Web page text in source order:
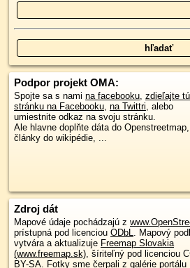
Podpor projekt OMA:
Spojte sa s nami na facebooku, zdieľajte
stránku na Facebooku, na Twittri, alebo
umiestnite odkaz na svoju stránku.
Ale hlavne doplňte dáta do Openstreetmap,
články do wikipédie, ...
Zdroj dát
Mapové údaje pochádzajú z
prístupná pod licenciou ODbL. Mapový
vytvára a aktualizuje Freemap Slovakia
(www.freemap.sk), šíriteľný pod licenciou
BY-SA. Fotky sme čerpali z galérie portálu